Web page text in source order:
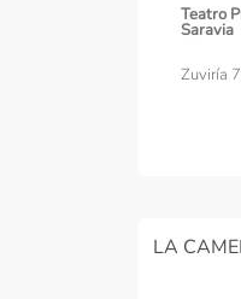
Teatro
Saravia
Zuviría
LA